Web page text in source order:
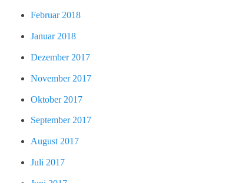
Februar 2018
Januar 2018
Dezember 2017
November 2017
Oktober 2017
September 2017
August 2017
Juli 2017